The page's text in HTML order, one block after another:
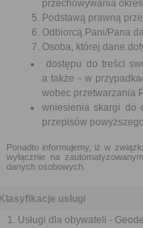
przechowywania
Podstawą prawną
Odbiorcą Pani/Pana
Osoba, której dane
dostępu do treści
a także - w
wobec przetwarzania
wniesienia skargi do
przepisów
Ponadto informujemy, iż w
wyłącznie na
danych osobowych.
Klasyfikacje usługi
Usługi dla obywateli -